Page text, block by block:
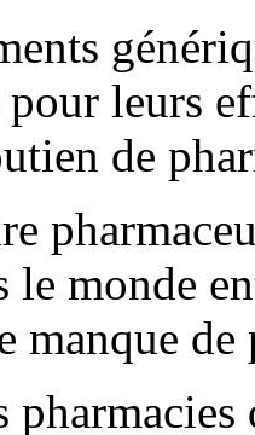
leurs
de
le monde
manque